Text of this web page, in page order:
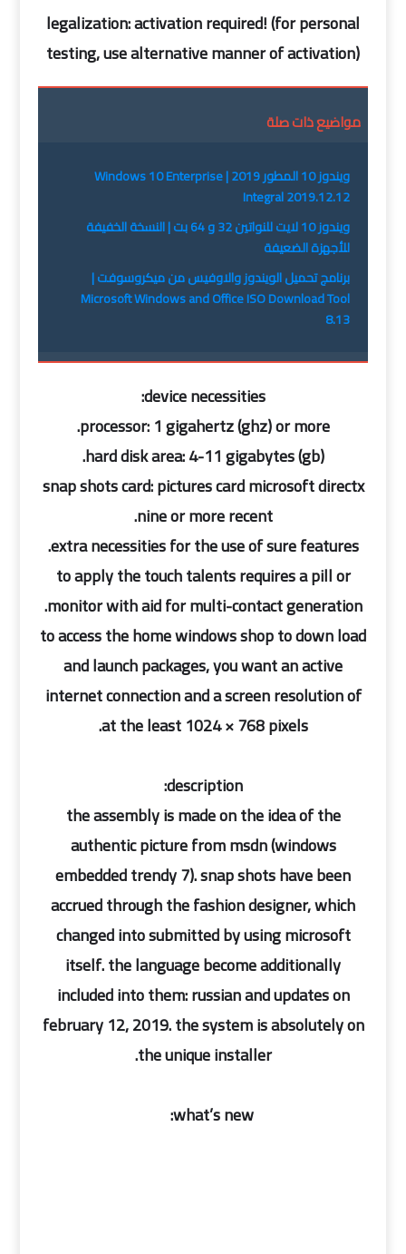
legalization: activation required! (for personal
testing, use alternative manner of activation)
مواضيع ذات صلة
ويندوز 10 المطور 2019 | Windows 10 Enterprise
Integral 2019.12.12
ويندوز 10 لايت للنواتين 32 و 64 بت | النسخة الخفيفة
للأجهزة الضعيفة
برنامج تحميل الويندوز والاوفيس من ميكروسوفت |
Microsoft Windows and Office ISO Download Tool
8.13
device necessities:
processor: 1 gigahertz (ghz) or more.
hard disk area: 4-11 gigabytes (gb).
snap shots card: pictures card microsoft directx
nine or more recent.
extra necessities for the use of sure features.
to apply the touch talents requires a pill or
monitor with aid for multi-contact generation.
to access the home windows shop to down load
and launch packages, you want an active
internet connection and a screen resolution of
at the least 1024 × 768 pixels.
description:
the assembly is made on the idea of the
authentic picture from msdn (windows
embedded trendy 7). snap shots have been
accrued through the fashion designer, which
changed into submitted by using microsoft
itself. the language become additionally
included into them: russian and updates on
february 12, 2019. the system is absolutely on
the unique installer.
what’s new: